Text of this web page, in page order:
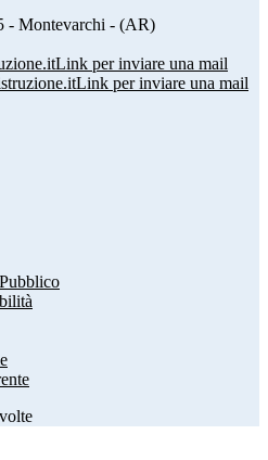
- Montevarchi - (AR)
Link per inviare una mail
Link per inviare una mail
volte